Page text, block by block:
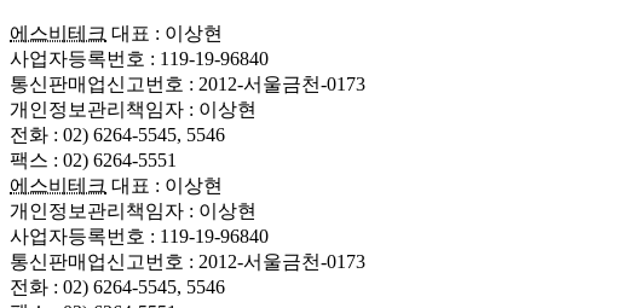
에스비테크 대표 : 이상현
사업자등록번호 : 119-19-96840
통신판매업신고번호 : 2012-서울금천-0173
개인정보관리책임자 : 이상현
전화 : 02) 6264-5545, 5546
팩스 : 02) 6264-5551
에스비테크 대표 : 이상현
개인정보관리책임자 : 이상현
사업자등록번호 : 119-19-96840
통신판매업신고번호 : 2012-서울금천-0173
전화 : 02) 6264-5545, 5546